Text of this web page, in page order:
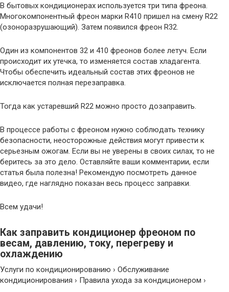
В бытовых кондиционерах используется три типа фреона.
Многокомпонентный фреон марки R410 пришел на смену R22
(озоноразрушающий). Затем появился фреон R32.
Один из компонентов 32 и 410 фреонов более летуч. Если
происходит их утечка, то изменяется состав хладагента.
Чтобы обеспечить идеальный состав этих фреонов не
исключается полная перезаправка.
Тогда как устаревший R22 можно просто дозаправить.
В процессе работы с фреоном нужно соблюдать технику
безопасности, неосторожные действия могут привести к
серьезным ожогам. Если вы не уверены в своих силах, то не
беритесь за это дело. Оставляйте ваши комментарии, если
статья была полезна! Рекомендую посмотреть данное
видео, где наглядно показан весь процесс заправки.
Всем удачи!
Как заправить кондиционер фреоном по
весам, давлению, току, перегреву и
охлаждению
Услуги по кондиционированию › Обслуживание
кондиционирования › Правила ухода за кондиционером ›